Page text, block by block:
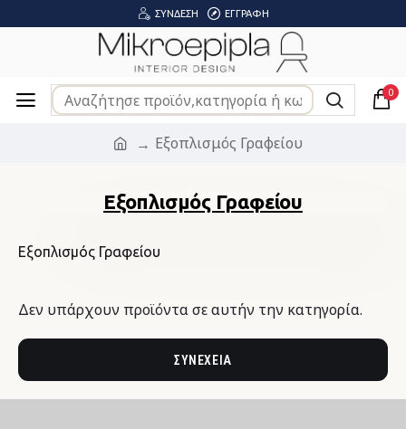
ΣΎΝΔΕΣΗ ΕΓΓΡΑΦΉ
0
Εξοπλισμός Γραφείου
Εξοπλισμός Γραφείου
Εξοπλισμός Γραφείου
Δεν υπάρχουν προϊόντα σε αυτήν την κατηγορία.
ΣΥΝΈΧΕΙΑ